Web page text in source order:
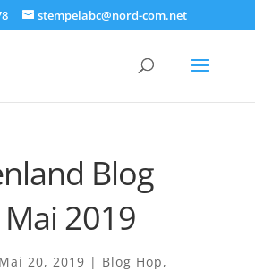
stempelabc@nord-com.net
Blog
2019
Mai 20, 2019 | Blog Hop,